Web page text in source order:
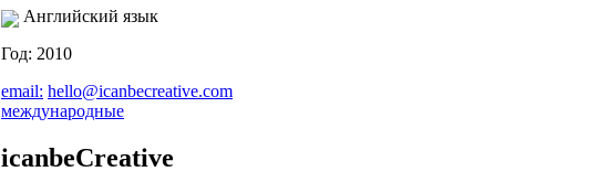
Английский язык
Год: 2010
email: hello@icanbecreative.com
международные
icanbeCreative